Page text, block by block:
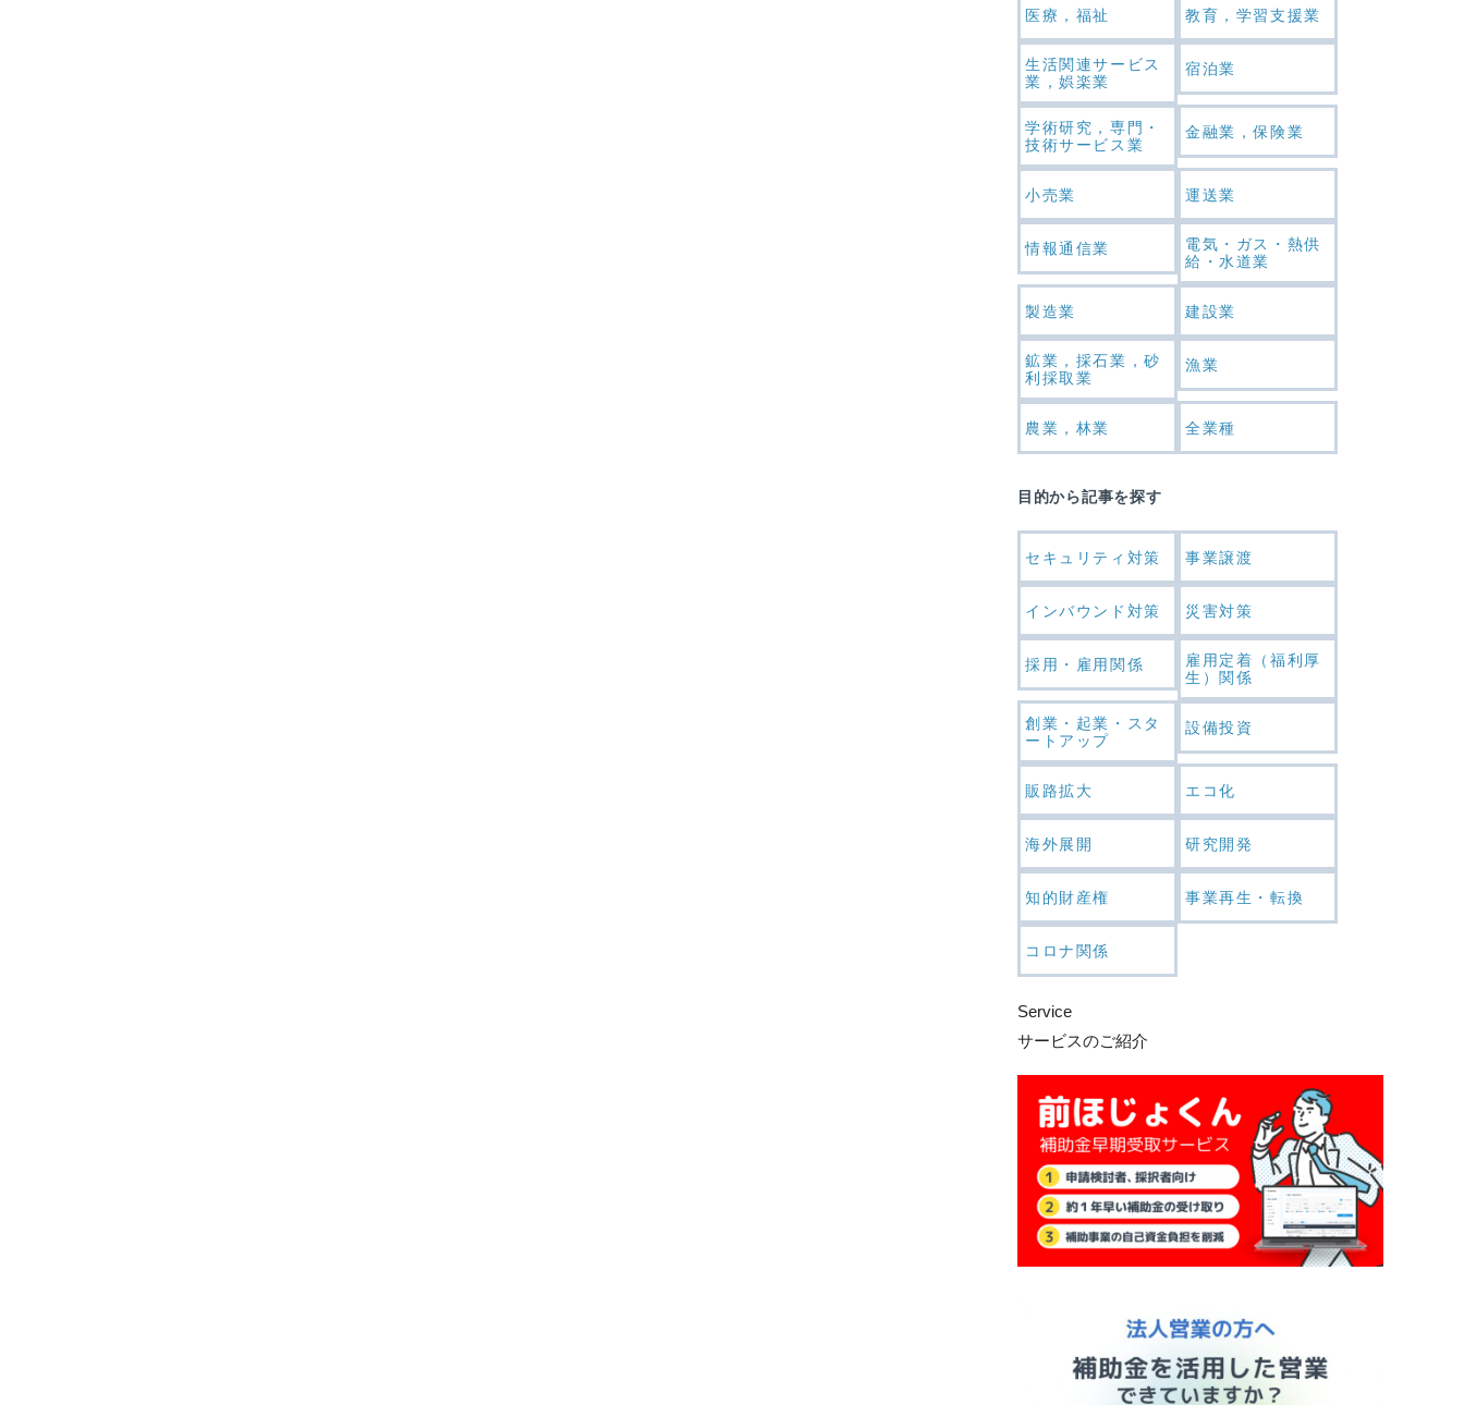
医療，福祉 教育，学習支援業
生活関連サービス
業，娯楽業
宿泊業
学術研究，専門・
技術サービス業
金融業，保険業
小売業 運送業
情報通信業
電気・ガス・熱供
給・水道業
製造業 建設業
鉱業，採石業，砂
利採取業
漁業
農業，林業 全業種
目的から記事を探す
セキュリティ対策 事業譲渡
インバウンド対策 災害対策
採用・雇用関係
雇用定着（福利厚
生）関係
創業・起業・スタ
ートアップ
設備投資
販路拡大 エコ化
海外展開 研究開発
知的財産権 事業再生・転換
コロナ関係
Service
サービスのご紹介